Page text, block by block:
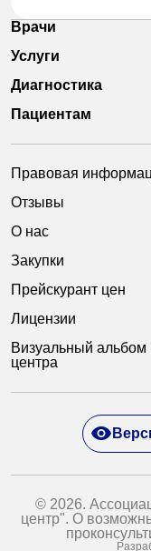
Врачи
Услуги
Диагностика
Пациентам
Правовая
Отзывы
О нас
Закупки
Прейскурант цен
Лицензии
Визуальный альбом
центра
© 2026.
центр". О